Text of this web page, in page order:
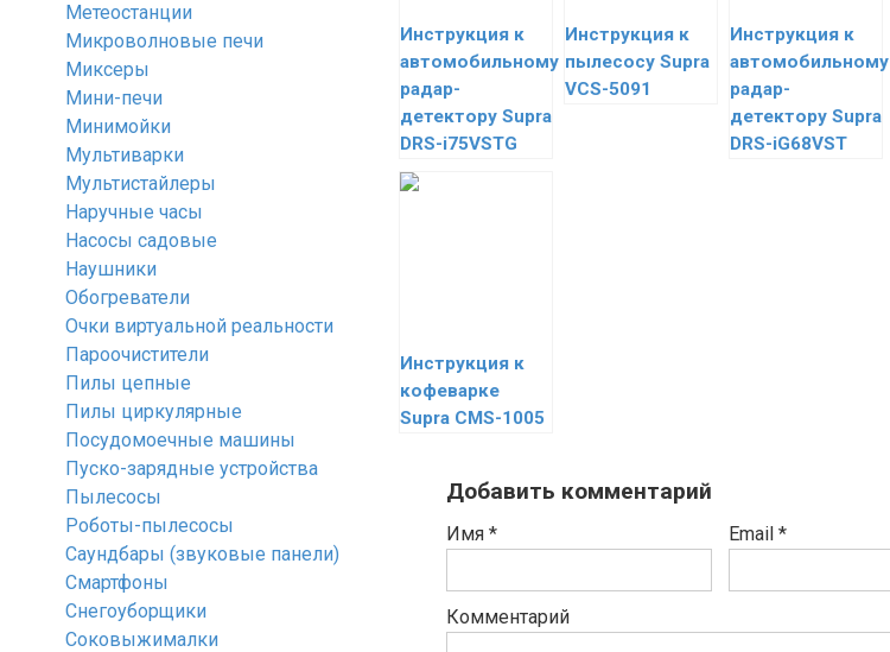
Инструкция к
автомобильному
радар-
детектору Supra
DRS-i75VSTG
Инструкция к
пылесосу Supra
VCS-5091
Инструкция к
автомобильному
радар-
детектору Supra
DRS-iG68VST
Инструкция к
кофеварке
Supra CMS-1005
Добавить комментарий
Имя * Email *
Комментарий
Метеостанции
Микроволновые печи
Миксеры
Мини-печи
Минимойки
Мультиварки
Мультистайлеры
Наручные часы
Насосы садовые
Наушники
Обогреватели
Очки виртуальной реальности
Пароочистители
Пилы цепные
Пилы циркулярные
Посудомоечные машины
Пуско-зарядные устройства
Пылесосы
Роботы-пылесосы
Саундбары (звуковые панели)
Смартфоны
Снегоуборщики
Соковыжималки